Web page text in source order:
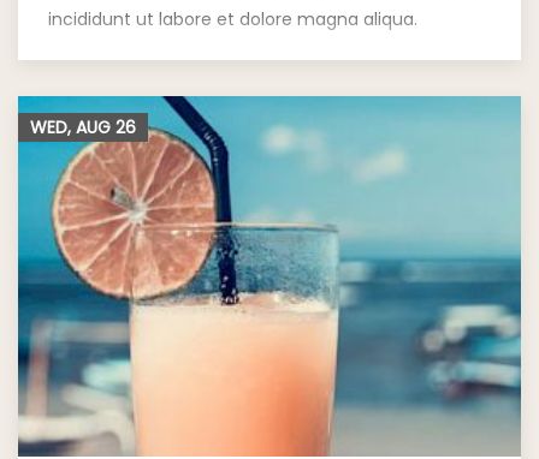
incididunt ut labore et dolore magna aliqua.
WED, AUG 26